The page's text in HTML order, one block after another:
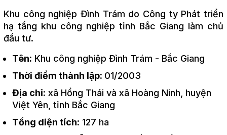
Khu công nghiệp Đình Trám do Công ty Phát triển
hạ tầng khu công nghiệp tỉnh Bắc Giang làm chủ
đầu tư.
Tên: Khu công nghiệp Đình Trám - Bắc Giang
Thời điểm thành lập: 01/2003
Địa chỉ: xã Hồng Thái và xã Hoàng Ninh, huyện
Việt Yên, tỉnh Bắc Giang
Tổng diện tích: 127 ha